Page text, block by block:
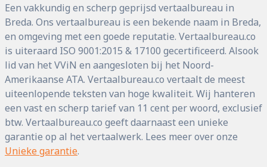
Een vakkundig en scherp geprijsd vertaalbureau in
Breda. Ons vertaalbureau is een bekende naam in Breda,
en omgeving met een goede reputatie. Vertaalbureau.co
is uiteraard ISO 9001:2015 & 17100 gecertificeerd. Alsook
lid van het VViN en aangesloten bij het Noord-
Amerikaanse ATA. Vertaalbureau.co vertaalt de meest
uiteenlopende teksten van hoge kwaliteit. Wij hanteren
een vast en scherp tarief van 11 cent per woord, exclusief
btw. Vertaalbureau.co geeft daarnaast een unieke
garantie op al het vertaalwerk. Lees meer over onze
Unieke garantie.